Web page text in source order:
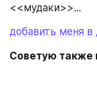
<<мудаки>>...
добавить меня в
Советую также